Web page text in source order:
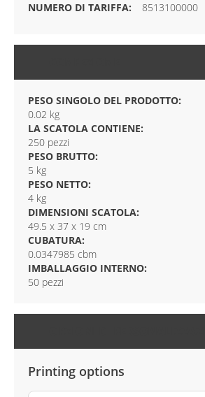
8513100000
PESO SINGOLO DEL PRODOTTO:
0.02 kg
LA SCATOLA CONTIENE:
250 pezzi
PESO BRUTTO:
5 kg
PESO NETTO:
4 kg
DIMENSIONI SCATOLA:
49.5 x 37 x 19 cm
CUBATURA:
0.0347985 cbm
IMBALLAGGIO INTERNO:
50 pezzi
Printing options